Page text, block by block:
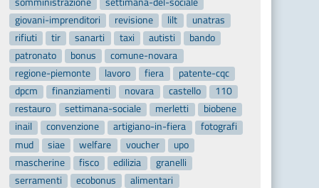
giovani-imprenditori
revisione lilt
unatras
rifiuti
tir sanarti taxi autisti
bando
patronato
bonus
comune-novara
regione-piemonte
lavoro fiera
patente-cqc
dpcm
finanziamenti novara castello
110
restauro
settimana-sociale merletti
biobene
inail
convenzione artigiano-in-fiera
fotografi
mud
siae welfare voucher
upo
mascherine
fisco edilizia
granelli
serramenti
ecobonus
alimentari